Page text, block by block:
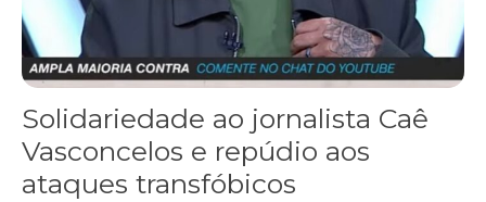
Solidariedade ao jornalista Caê
Vasconcelos e repúdio aos
ataques transfóbicos